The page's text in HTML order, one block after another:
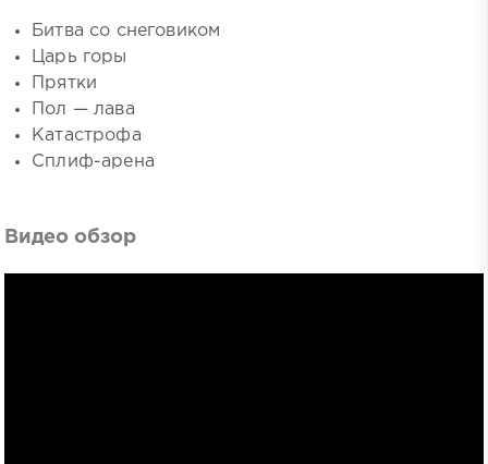
Битва со снеговиком
Царь горы
Прятки
Пол — лава
Катастрофа
Сплиф-арена
Видео обзор